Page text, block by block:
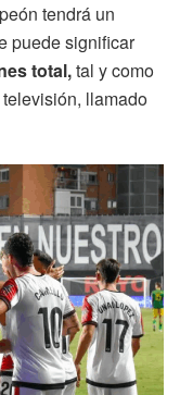
tendrá un
puede significar
total,tal y como
llamado